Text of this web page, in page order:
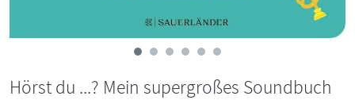
Hörst du ...? Mein supergroßes Soundbuch